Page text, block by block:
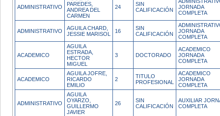
ADMINISTRATIVO
PAREDES,
ANDREA DEL
CARMEN
24
SIN
CALIFICACIÓN
JORNADA
COMPLETA
ADMINISTRATIVO
AGUILA CHARD,
JESSIE MARISOL
16
SIN
CALIFICACIÓN
JORNADA
COMPLETA
ACADEMICO
AGUILA
ESTRADA,
HECTOR
MIGUEL
3 DOCTORADO
ACADEMICO
JORNADA
COMPLETA
ACADEMICO
AGUILA JOFRE,
RICARDO
EMILIO
2
TITULO
PROFESIONAL
ACADEMICO
JORNADA
COMPLETA
ADMINISTRATIVO
AGUILA
OYARZO,
GUILLERMO
JAVIER
26
SIN
CALIFICACIÓN
AUXILIAR
COMPLETA